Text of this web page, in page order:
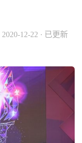
2020-12-22 · 已更新